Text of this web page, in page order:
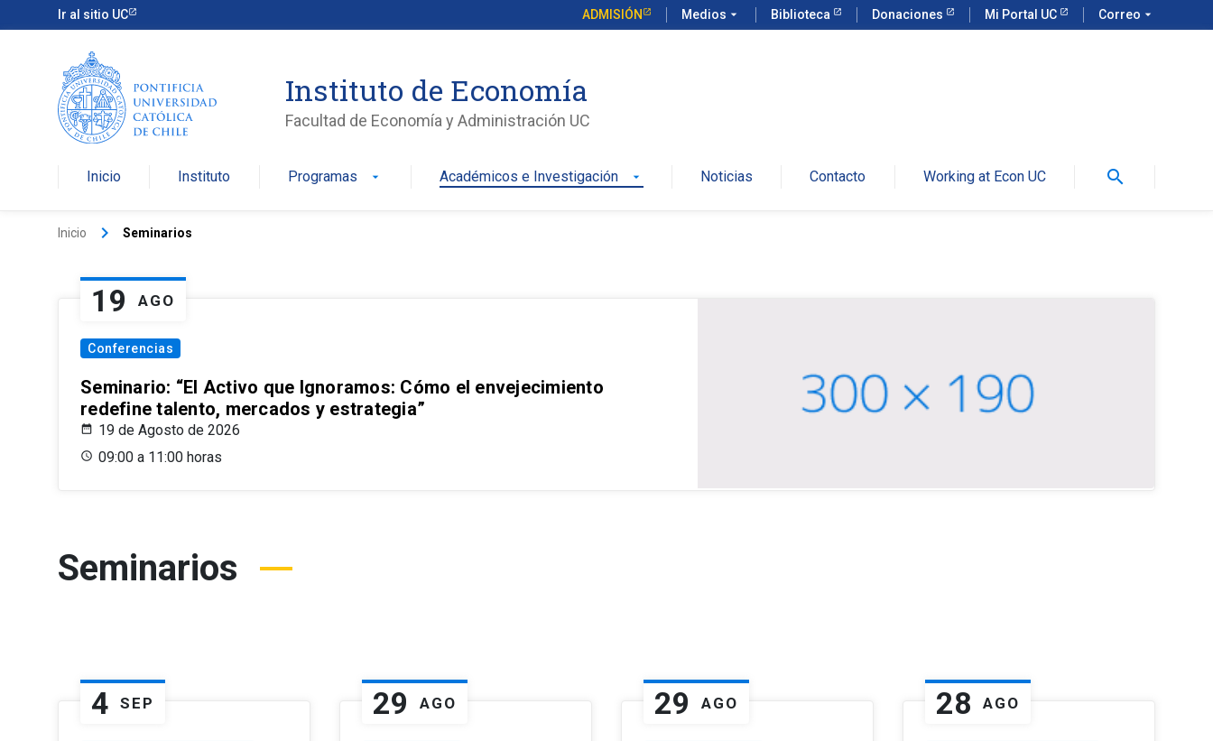
Ir al sitio UC ADMISIÓN Medios arrow_drop_down Biblioteca Donaciones Mi Portal UC Correo arrow_drop_down
Instituto de Economía
Facultad de Economía y Administración UC
Inicio Instituto Programas arrow_drop_down Académicos e Investigación arrow_drop_down Noticias Contacto Working at Econ UC search
Inicio keyboard_arrow_right Seminarios
19 AGO
Conferencias
Seminario: “El Activo que Ignoramos: Cómo el envejecimiento
redefine talento, mercados y estrategia”
19 de Agosto de 2026
09:00 a 11:00 horas
Seminarios
4 SEP 29 AGO 29 AGO 28 AGO